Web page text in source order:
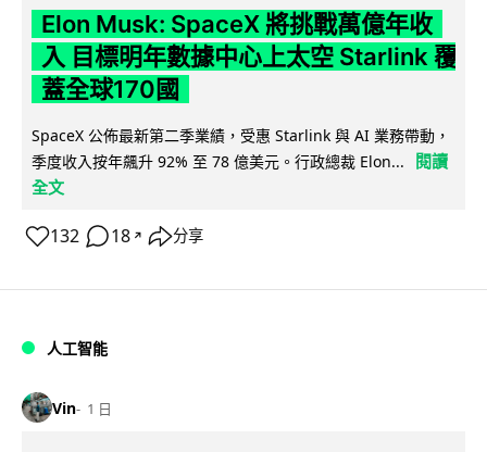
Elon Musk: SpaceX 將挑戰萬億年收
入 目標明年數據中心上太空 Starlink 覆
蓋全球170國
SpaceX 公佈最新第二季業績，受惠 Starlink 與 AI 業務帶動，
季度收入按年飆升 92% 至 78 億美元。行政總裁 Elon...
閱讀
全文
132 18 ↗ 分享
人工智能
Vin 1 日